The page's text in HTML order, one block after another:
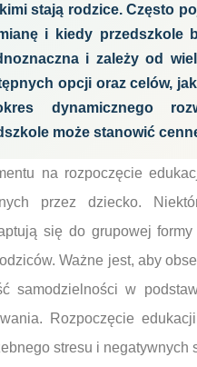
stają rodzice. Często
i kiedy przedszkole
i zależy od
opcji oraz celów,
dynamicznego
może stanowić
na rozpoczęcie
przez dziecko.
się do grupowej
Ważne jest, aby
samodzielności w
Rozpoczęcie
stresu i negatywnych